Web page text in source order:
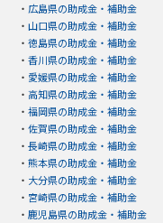
・ 広島県の助成金・補助金
・ 山口県の助成金・補助金
・ 徳島県の助成金・補助金
・ 香川県の助成金・補助金
・ 愛媛県の助成金・補助金
・ 高知県の助成金・補助金
・ 福岡県の助成金・補助金
・ 佐賀県の助成金・補助金
・ 長崎県の助成金・補助金
・ 熊本県の助成金・補助金
・ 大分県の助成金・補助金
・ 宮崎県の助成金・補助金
・ 鹿児島県の助成金・補助金